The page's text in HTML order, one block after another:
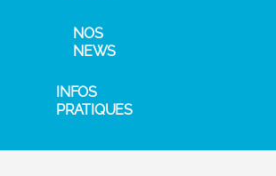
NOS
NEWS
INFOS
PRATIQUES